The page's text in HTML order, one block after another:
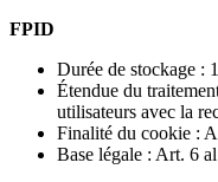
FPID
Durée de stockage :
Étendue du
utilisateurs avec la
Finalité du cookie :
Base légale : Art. 6